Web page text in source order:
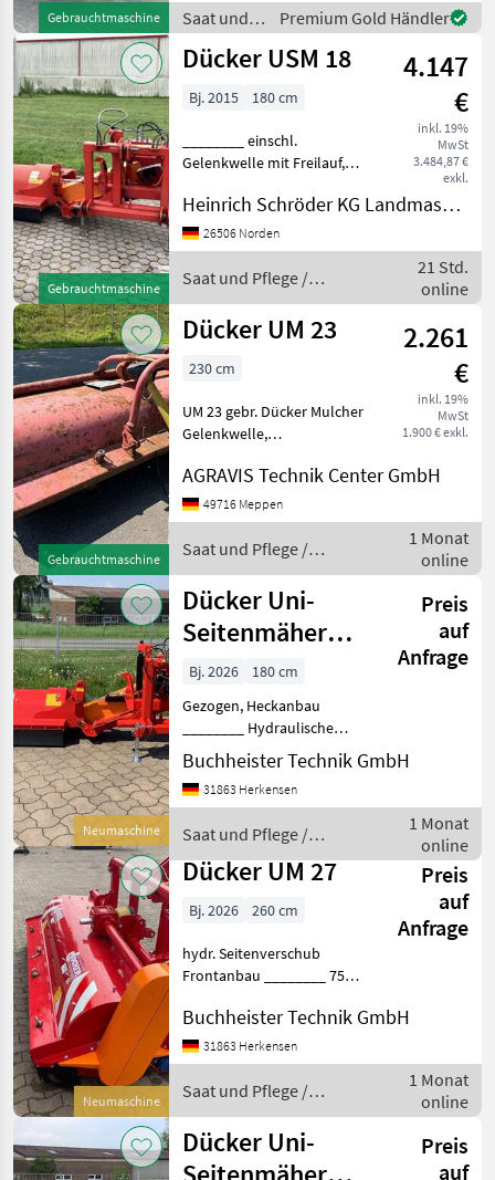
Mulchgeraete
Duecker
KATEGORIE
WÄHLEN
Dücker
Müthing
Maschio
Tehnos
Vigolo
Dragone
Alle 51
anzeigen
MODELL
UM
27
MARKTPLATZ
Marktplatz Händlerangebote Kleinanzeigen
Gebrauchtmaschine
Warntafel - Abstellgestell -
einsatzbereit
Saat und
Pflege /
Dücker
Premium Gold Händler
Gebrauchtmaschine
Dücker USM 18
4.147
€
inkl. 19%
MwSt
3.484,87 €
exkl.
Bj. 2015 180 cm
________ einschl.
Gelenkwelle mit Freilauf,
Heckdreipunkthydraulik
Kat. II + III, 1, 80 m
Arbeitsbreite,
rechtsdrehend,
Upm, Schlag
Heinrich Schröder KG Landmaschinen Norden
26506 Norden
Saat und Pflege /
Dücker
21 Std.
online
Gebrauchtmaschine
Dücker UM 23
2.261
€
inkl. 19%
MwSt
1.900 € exkl.
230 cm
UM 23 gebr. Dücker Mulcher
Gelenkwelle,
Arbeitsbreite 2, 30 m
Dreipunktanbau,
Hammerschlegel, Saat und
Pflege Mulchgeräte
AGRAVIS Technik Center GmbH
49716 Meppen
Saat und Pflege /
Dücker
1 Monat
online
Neumaschine
Dücker Uni-
Seitenmäher
USM 18
Preis
auf
Anfrage
Bj. 2026
180 cm
Gezogen, Heckanbau
________ Hydraulische
Seitenverstellung 60 cm
Vergrößerte Tastrolle auf
244, 5 mm Freischwingende
Schlegelböcke auf Stärker
Buchheister Technik GmbH
31863 Herkensen
Saat und Pflege /
Dücker
1 Monat
online
Neumaschine
Dücker UM 27
Preis
auf
Anfrage
Bj. 2026 260 cm
hydr. Seitenverschub
Frontanbau ________ 750
Freischwingende Schlegel
inkl. Schweren
Schlegelböckchen Stärkerer
Schlegewellenrotor
Buchheister Technik GmbH
31863 Herkensen
Saat und Pflege /
Dücker
1 Monat
online
Dücker Uni-
Preis
auf